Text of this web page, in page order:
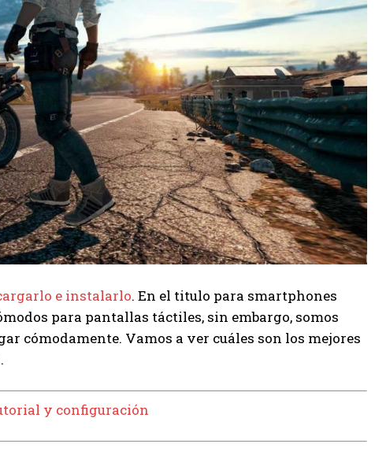
e instalarlo. En el titulo para smartphones
para pantallas táctiles, sin embargo, somos
cómodamente. Vamos a ver cuáles son los mejores
y configuración